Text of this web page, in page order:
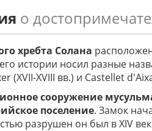
о
хребта Солана
истории носил разные
(XVII-XVIII вв.) и Castellet
сооружение
поселение. Замок
разрушен он был в XIV